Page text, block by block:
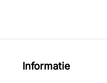
Informatie